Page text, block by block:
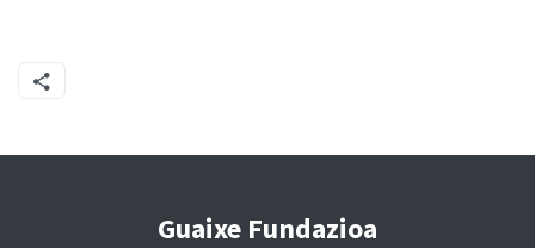
Guaixe Fundazioa